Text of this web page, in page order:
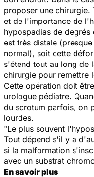
proposer une chirurgie.
et de l'importance de
hypospadias de
est très distale
normal), soit cette
s'étend tout au long de
chirurgie pour remettre
Cette opération doit
urologue pédiatre.
du scrotum parfois, on
lourdes.
"Le plus souvent
Tout dépend s'il y a
si la malformation
avec un substrat
En savoir plus